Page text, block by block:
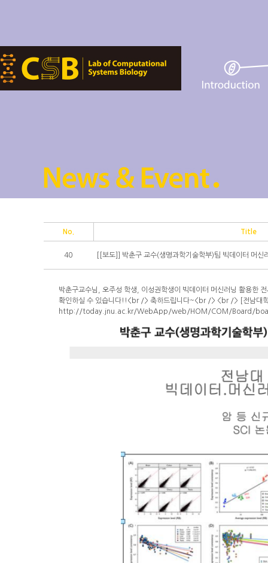
No. Title
40 [[보도]] 박춘구 교수(생명과학기술학부)팀 빅데이터 머신
박춘구교수님, 오주성 학생, 이성권학생이 빅데이터 머신러닝 활용한
확인하실 수 있습니다!!<br /> 축하드립니다~<br /> <br /> [전남대
http://today.jnu.ac.kr/WebApp/web/HOM/COM/Board/